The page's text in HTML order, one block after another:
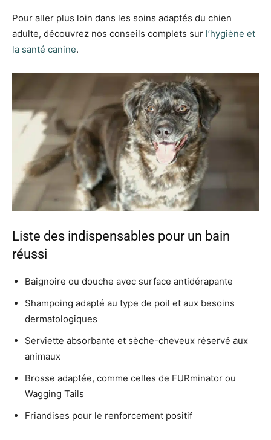
Pour aller plus loin dans les soins adaptés du chien
adulte, découvrez nos conseils complets sur l’hygiène et
la santé canine.
Liste des indispensables pour un bain
réussi
Baignoire ou douche avec surface antidérapante
Shampoing adapté au type de poil et aux besoins
dermatologiques
Serviette absorbante et sèche-cheveux réservé aux
animaux
Brosse adaptée, comme celles de FURminator ou
Wagging Tails
Friandises pour le renforcement positif